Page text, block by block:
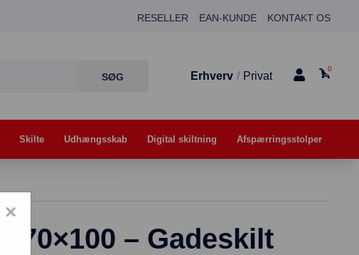
RESELLER EAN-KUNDE KONTAKT OS
Erhverv / Privat
0
Skilte Udhængsskab Digital skiltning Afspærringsstolper
70×100 – Gadeskilt
×